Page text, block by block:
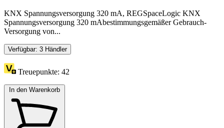
KNX Spannungsversorgung 320 mA, REGSpaceLogic KNX
Spannungsversorgung 320 mAbestimmungsgemäßer Gebrauch-
Versorgung von...
Verfügbar: 3 Händler
Treuepunkte: 42
In den Warenkorb